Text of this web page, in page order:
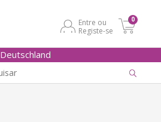
Entre ou
Registe-se
0
Deutschland